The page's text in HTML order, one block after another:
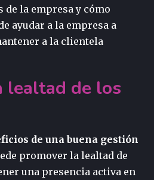
la empresa y cómo
ayudar a la empresa a
a la clientela
lealtad de los
de una buena gestión
promover la lealtad de
una presencia activa en